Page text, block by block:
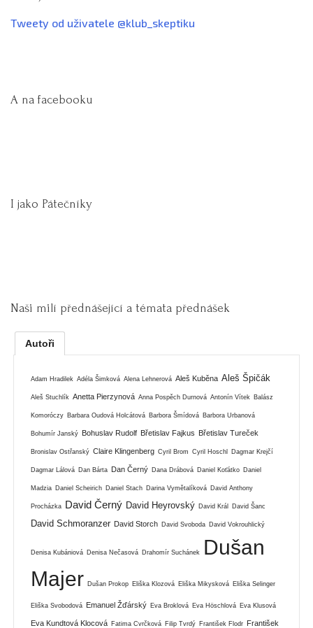
Tweety od uživatele @klub_skeptiku
A na facebooku
I jako Pátečníky
Naši milí přednášející a témata přednášek
Autoři
Adam Hradilek Adéla Šimková Alena Lehnerová Aleš Kuběna Aleš Špičák
Aleš Stuchlík Anetta Pierzynová Anna Pospěch Durnová Antonín Vítek Balász
Komoróczy Barbara Oudová Holcátová Barbora Šmídová Barbora Urbanová
Bohumír Janský Bohuslav Rudolf Břetislav Fajkus Břetislav Tureček
Bronislav Ostřanský Claire Klingenberg Cyril Brom Cyril Hoschl Dagmar Krejčí
Dagmar Lálová Dan Bárta Dan Černý Dana Drábová Daniel Koťátko Daniel
Madzia Daniel Scheirich Daniel Stach Darina Vymětalíková David Anthony
Procházka David Černý David Heyrovský David Král David Šanc
David Schmoranzer David Storch David Svoboda David Vokrouhlický
Denisa Kubániová Denisa Nečasová Drahomír Suchánek
Dušan
Majer Dušan Prokop Eliška Klozová Eliška Mikysková Eliška Selinger
Eliška Svobodová Emanuel Žďárský Eva Broklová Eva Höschlová Eva Klusová
Eva Kundtová Klocová Fatima Cvrčková Filip Tvrdý František Flodr František